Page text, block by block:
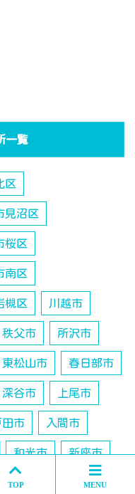
一覧
区
見沼区
桜区
南区
槻区 川越市
秩父市 所沢市
東松山市 春日部市
深谷市 上尾市
田市 入間市
和光市 新座市
吉川市 北本市
TOP MENU